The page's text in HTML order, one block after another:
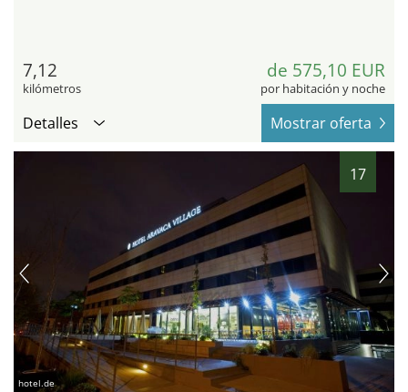
7,12
kilómetros
de 575,10 EUR
por habitación y noche
Detalles Mostrar oferta
17
hotel.de